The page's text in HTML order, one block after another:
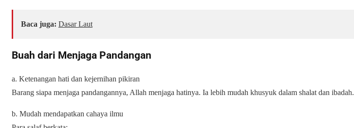
Baca juga: Dasar Laut
Buah dari Menjaga Pandangan
a. Ketenangan hati dan kejernihan pikiran
Barang siapa menjaga pandangannya, Allah menjaga hatinya. Ia lebih mudah khusyuk dalam shalat dan ibadah.
b. Mudah mendapatkan cahaya ilmu